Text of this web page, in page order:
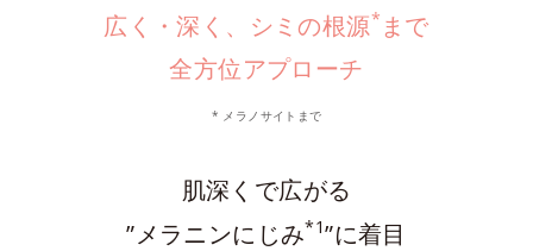
広く・深く、シミの根源* まで
全方位アプローチ
* メラノサイトまで
肌深くで広がる
”メラニンにじみ*1”に着目